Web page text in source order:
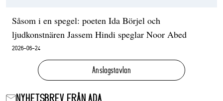
Såsom i en spegel: poeten Ida Börjel och
ljudkonstnären Jassem Hindi speglar Noor Abed
2026-06-24
Anslagstavlan
NYHETSBREV FRÅN ADA